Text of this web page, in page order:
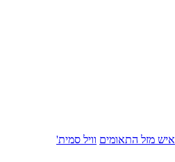
איש מזל התאומים וויל סמית'